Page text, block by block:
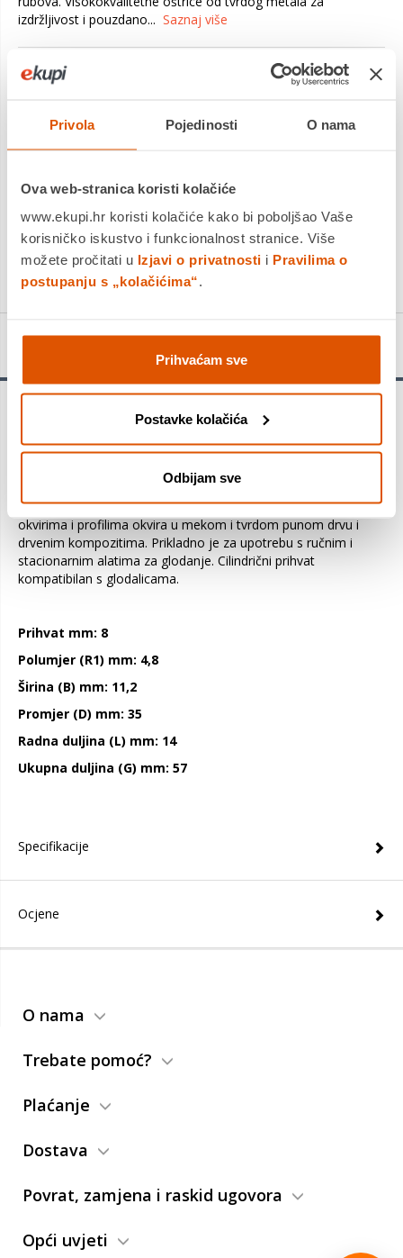
Privola Pojedinosti O nama
Ova web-stranica koristi kolačiće
www.ekupi.hr koristi kolačiće kako bi poboljšao Vaše
korisničko iskustvo i funkcionalnost stranice. Više
možete pročitati u Izjavi o privatnosti i Pravilima o
postupanju s „kolačićima“.
Prihvaćam sve
Postavke kolačića
Odbijam sve
izdržljivost i pouzdano... Saznaj više
Dostavljamo već od
Platite gotovinom pri preuzimanju, Internet bankarstvom, karticama
DODAJTE U KOŠARICU
KUPITE ODMAH
Za profiliranje rubova - Standard for Wood glodalo za
rubova. Visokokvalitetne oštrice od tvrdog metala za
izdržljivost i pouzdano glodanje. Nadalje, glodalo sprječava
povratne trzaje ograničavanjem debljine stvorene strugotine.
Namijenjeno je za izradu dekorativnih rubova na policama,
okvirima i profilima okvira u mekom i tvrdom punom drvu i
drvenim kompozitima. Prikladno je za upotrebu s ručnim i
stacionarnim alatima za glodanje. Cilindrični prihvat
kompatibilan s glodalicama.
Prihvat mm: 8
Polumjer (R1) mm: 4,8
Širina (B) mm: 11,2
Promjer (D) mm: 35
Radna duljina (L) mm: 14
Ukupna duljina (G) mm: 57
Specifikacije
Ocjene
O nama
Trebate pomoć?
Plaćanje
Dostava
Povrat, zamjena i raskid ugovora
Opći uvjeti